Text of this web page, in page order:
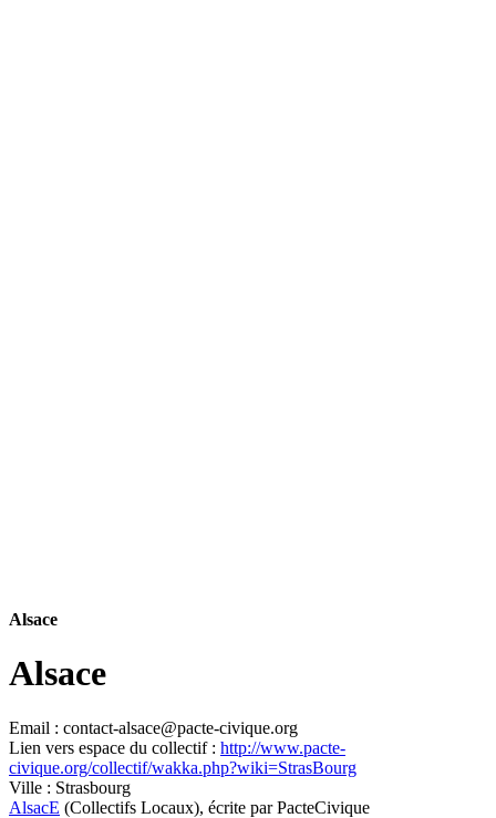
Alsace
Alsace
Email : contact-alsace@pacte-civique.org
Lien vers espace du collectif : http://www.pacte-
civique.org/collectif/wakka.php?wiki=StrasBourg
Ville : Strasbourg
AlsacE (Collectifs Locaux), écrite par PacteCivique